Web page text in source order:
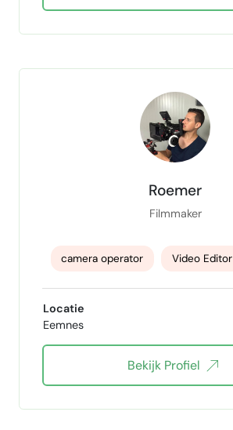
Roemer
Filmmaker
camera operator Video Editor
Locatie
Eemnes
Bekijk Profiel